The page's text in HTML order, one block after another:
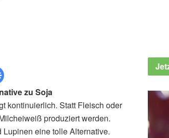
zu Soja
kontinuierlich. Statt Fleisch oder
produziert werden.
Lupinen eine tolle Alternative.